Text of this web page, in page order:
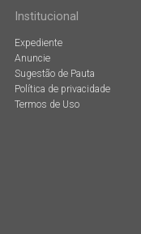
Institucional
Expediente
Anuncie
Sugestão de Pauta
Política de privacidade
Termos de Uso